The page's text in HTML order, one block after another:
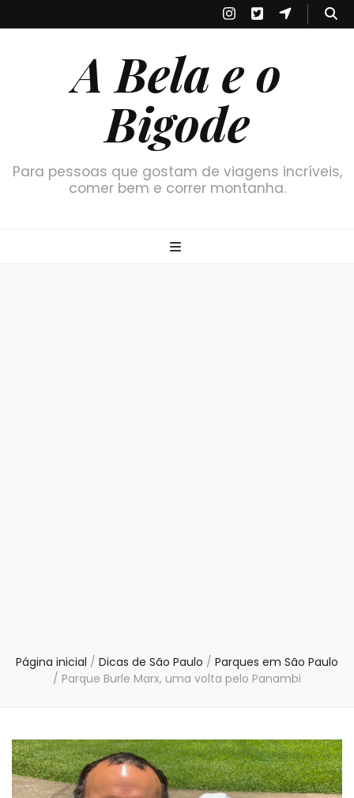
A Bela e o
Bigode
Para pessoas que gostam de viagens incríveis,
comer bem e correr montanha.
Página inicial / Dicas de São Paulo / Parques em São Paulo
/ Parque Burle Marx, uma volta pelo Panambi